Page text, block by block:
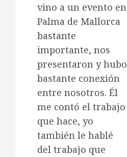
vino a un evento en
Palma de Mallorca
bastante
importante, nos
presentaron y hubo
bastante conexión
entre nosotros. Él
me contó el trabajo
que hace, yo
también le hablé
del trabajo que